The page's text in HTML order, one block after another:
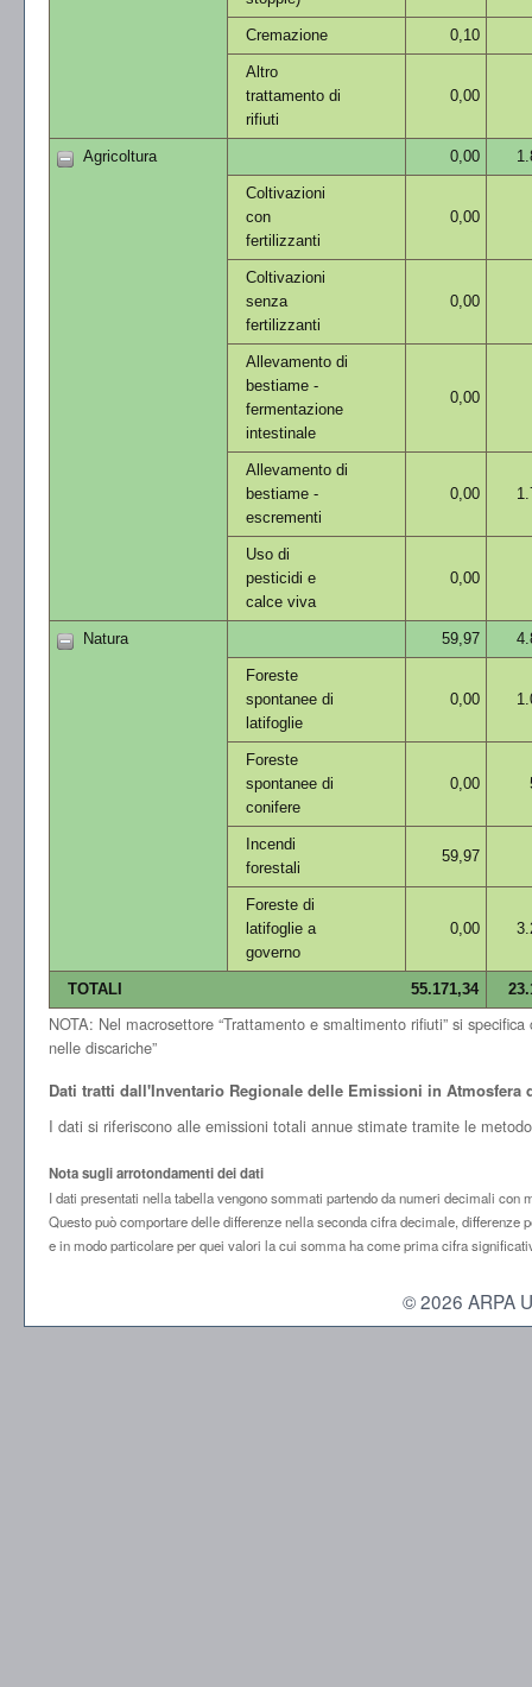
Cremazione 0,10
Altro
trattamento di
rifiuti
0,00
Agricoltura 0,00
Coltivazioni
con
fertilizzanti
0,00
Coltivazioni
senza
fertilizzanti
0,00
Allevamento di
bestiame -
fermentazione
intestinale
0,00
Allevamento di
bestiame -
escrementi
0,00
Uso di
pesticidi e
calce viva
0,00
Natura 59,97
Foreste
spontanee di
latifoglie
0,00
Foreste
spontanee di
conifere
0,00
Incendi
forestali
59,97
Foreste di
latifoglie a
governo
0,00
TOTALI 55.171,34
NOTA: Nel macrosettore “Trattamento e smaltimento rifiuti” si
nelle discariche”
Dati tratti dall'Inventario Regionale delle Emissioni in Atmosfera
I dati si riferiscono alle emissioni totali annue stimate tramite le
Nota sugli arrotondamenti dei dati
I dati presentati nella tabella vengono sommati partendo da numeri decimali
Questo può comportare delle differenze nella seconda cifra decimale,
e in modo particolare per quei valori la cui somma ha come prima cifra
© 2026 ARPA